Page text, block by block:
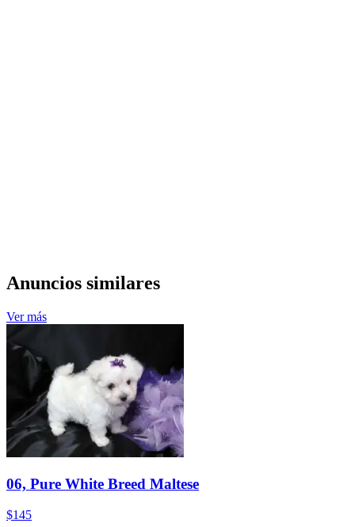
Anuncios similares
Ver más
06, Pure White Breed Maltese
$145